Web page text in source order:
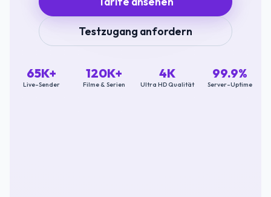
Testzugang anfordern
65K+
Live-Sender
120K+
Filme & Serien
4K
Ultra HD Qualität
99.9%
Server-Uptime